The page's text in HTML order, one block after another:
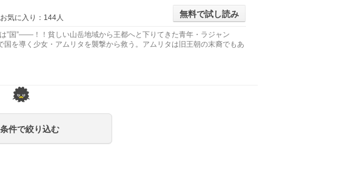
無料で試し読み
お気に入り：144人
”国”――！！貧しい山岳地域から王都へと下りてきた青年・ラジャン
国を導く少女・アムリタを襲撃から救う。アムリタは旧王朝の末裔でもあ
件で絞り込む